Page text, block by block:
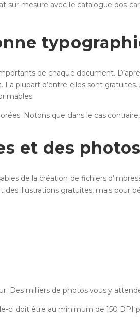
sur-mesure avec le catalogue dos-
de chaque document.
plupart d’entre elles sont
Notons que dans le cas
et des
de la création de fichiers
illustrations gratuites, mais pour
Des milliers de photos vous y
ci doit être au minimum de 150 DPI